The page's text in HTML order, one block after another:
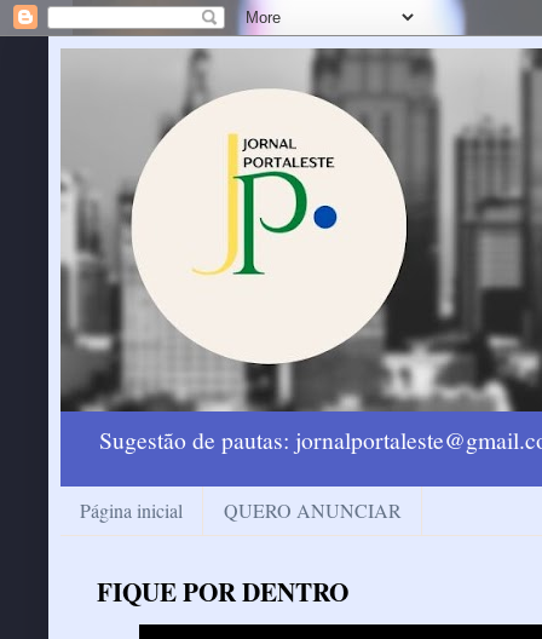
Sugestão de pautas:
Página inicial QUERO ANUNCIAR
FIQUE POR DENTRO